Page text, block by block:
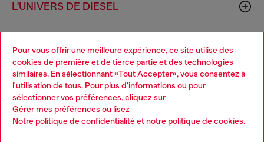
Pour vous offrir une meilleure expérience, ce site utilise des
cookies de première et de tierce partie et des technologies
similaires. En sélectionnant «Tout Accepter», vous consentez à
l'utilisation de tous. Pour plus d'informations ou pour
sélectionner vos préférences, cliquez sur
Gérer mes préférences ou lisez
Notre politique de confidentialitéet notre politique de cookies.
L'UNIVERS DE DIESEL
ENTREPRISE
Choose your location
You are currently browsing Canada website, but it seems you
may be based in United States